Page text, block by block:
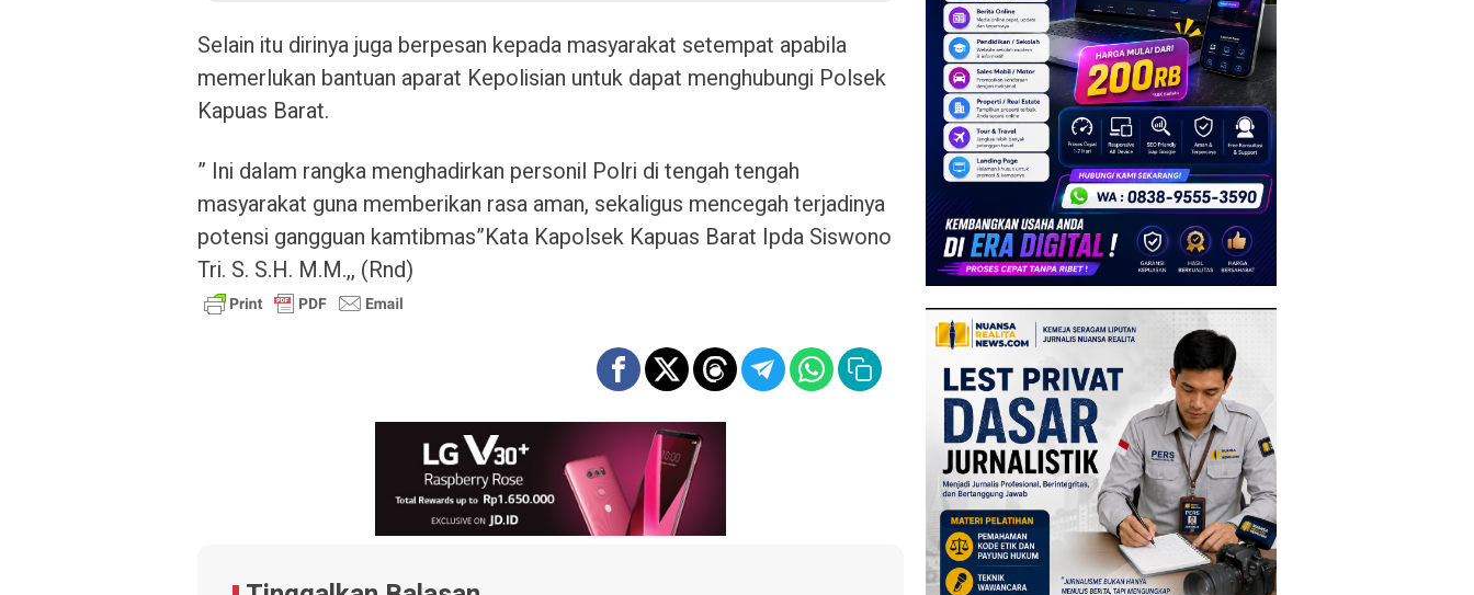
Selain itu dirinya juga berpesan kepada masyarakat setempat apabila
memerlukan bantuan aparat Kepolisian untuk dapat menghubungi Polsek
Kapuas Barat.
” Ini dalam rangka menghadirkan personil Polri di tengah tengah
masyarakat guna memberikan rasa aman, sekaligus mencegah terjadinya
potensi gangguan kamtibmas”Kata Kapolsek Kapuas Barat Ipda Siswono
Tri. S. S.H. M.M.,, (Rnd)